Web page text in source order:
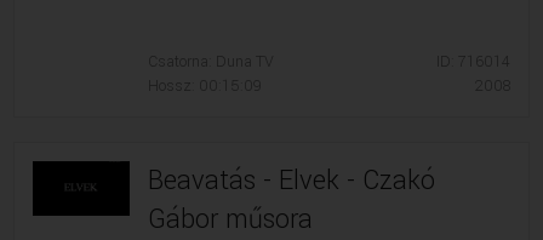
Csatorna: Duna TV
Hossz: 00:15:09
ID: 716014
Beavatás - Elvek - Czakó
Gábor műsora